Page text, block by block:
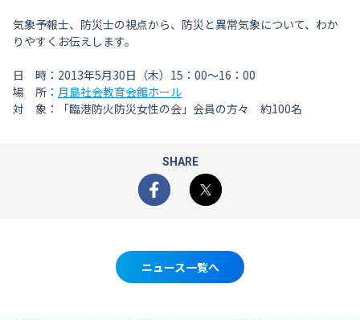
気象予報士、防災士の視点から、防災と異常気象について、わか
りやすくお伝えします。
日 時：2013年5月30日（木）15：00～16：00
場 所： 月島社会教育会館ホール
対 象：「臨港防火防災女性の会」会員の方々 約100名
SHARE
Facebook
X
ニュース一覧へ